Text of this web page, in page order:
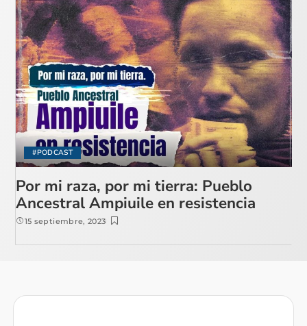
#PODCAST
Por mi raza, por mi tierra: Pueblo
Ancestral Ampiuile en resistencia
15 septiembre, 2023